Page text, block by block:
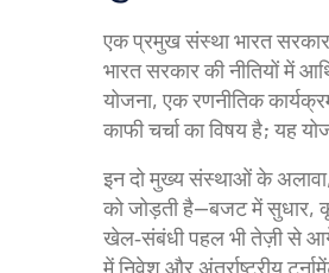
एक प्रमुख संस्थाभारत सरकार
भारत सरकार की नीतियों में
योजना,एक रणनीतिक
काफी चर्चा का विषय है; यह
इन दो मुख्य संस्थाओं के
को जोड़ती है—बजट में सुधार,
खेल‑संबंधी पहल भी तेज़ी से आगे
में निवेश और अंतर्राष्ट्रीय